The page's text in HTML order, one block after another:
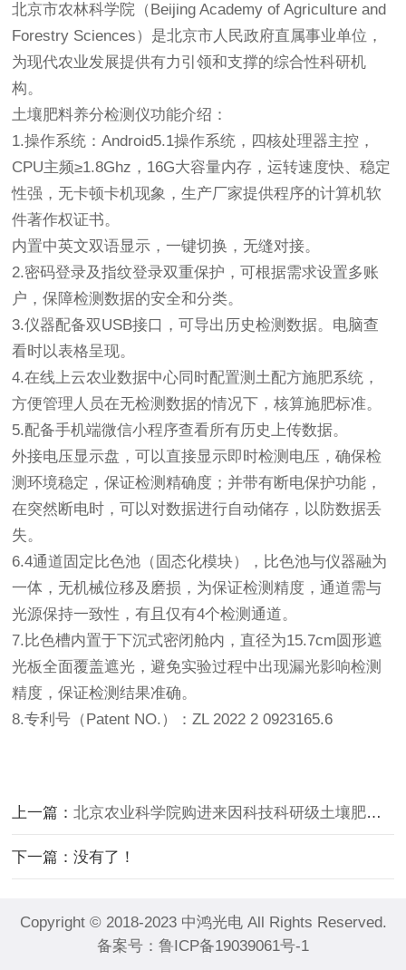
北京市农林科学院（Beijing Academy of Agriculture and
Forestry Sciences）是北京市人民政府直属事业单位，
为现代农业发展提供有力引领和支撑的综合性科研机
构。
土壤肥料养分检测仪功能介绍：
1.操作系统：Android5.1操作系统，四核处理器主控，
CPU主频≥1.8Ghz，16G大容量内存，运转速度快、稳定
性强，无卡顿卡机现象，生产厂家提供程序的计算机软
件著作权证书。
内置中英文双语显示，一键切换，无缝对接。
2.密码登录及指纹登录双重保护，可根据需求设置多账
户，保障检测数据的安全和分类。
3.仪器配备双USB接口，可导出历史检测数据。电脑查
看时以表格呈现。
4.在线上云农业数据中心同时配置测土配方施肥系统，
方便管理人员在无检测数据的情况下，核算施肥标准。
5.配备手机端微信小程序查看所有历史上传数据。
外接电压显示盘，可以直接显示即时检测电压，确保检
测环境稳定，保证检测精确度；并带有断电保护功能，
在突然断电时，可以对数据进行自动储存，以防数据丢
失。
6.4通道固定比色池（固态化模块），比色池与仪器融为
一体，无机械位移及磨损，为保证检测精度，通道需与
光源保持一致性，有且仅有4个检测通道。
7.比色槽内置于下沉式密闭舱内，直径为15.7cm圆形遮
光板全面覆盖遮光，避免实验过程中出现漏光影响检测
精度，保证检测结果准确。
8.专利号（Patent NO.）：ZL 2022 2 0923165.6
上一篇：北京农业科学院购进来因科技科研级土壤肥料养分检测仪
下一篇：没有了！
Copyright © 2018-2023 中鸿光电 All Rights Reserved.
备案号： 鲁ICP备19039061号-1